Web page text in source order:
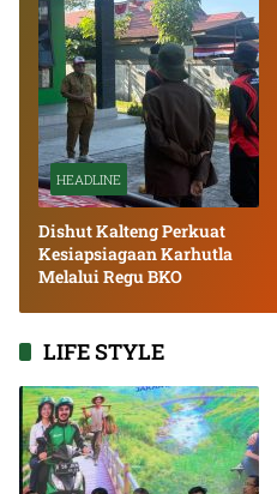
HEADLINE
Dishut Kalteng Perkuat
Kesiapsiagaan Karhutla
Melalui Regu BKO
LIFE STYLE